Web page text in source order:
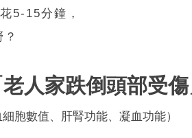
5-15分鐘，
人家跌倒頭部受
胞數值、肝腎功能、凝血功能）